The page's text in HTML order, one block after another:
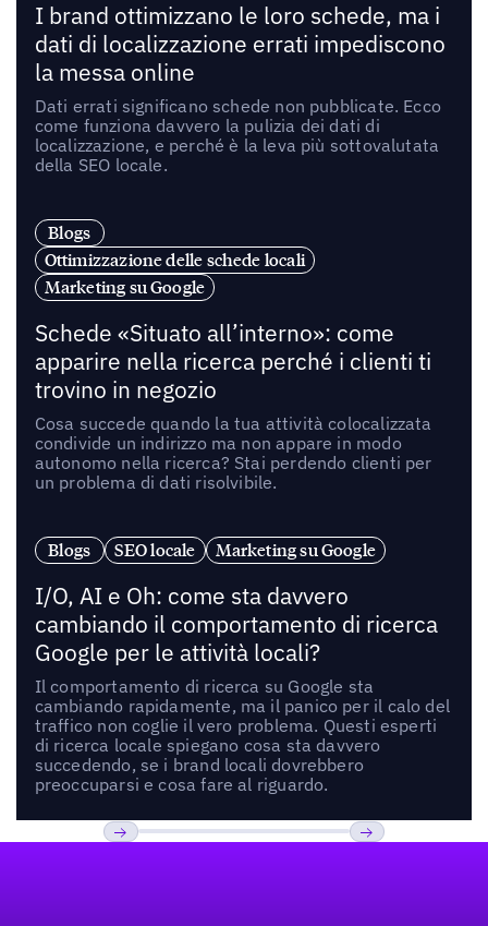
I brand ottimizzano le loro schede, ma i
dati di localizzazione errati impediscono
la messa online
Dati errati significano schede non pubblicate. Ecco
come funziona davvero la pulizia dei dati di
localizzazione, e perché è la leva più sottovalutata
della SEO locale.
Blogs
Ottimizzazione delle schede locali
Marketing su Google
Schede «Situato all’interno»: come
apparire nella ricerca perché i clienti ti
trovino in negozio
Cosa succede quando la tua attività colocalizzata
condivide un indirizzo ma non appare in modo
autonomo nella ricerca? Stai perdendo clienti per
un problema di dati risolvibile.
Blogs SEO locale Marketing su Google
I/O, AI e Oh: come sta davvero
cambiando il comportamento di ricerca
Google per le attività locali?
Il comportamento di ricerca su Google sta
cambiando rapidamente, ma il panico per il calo del
traffico non coglie il vero problema. Questi esperti
di ricerca locale spiegano cosa sta davvero
succedendo, se i brand locali dovrebbero
preoccuparsi e cosa fare al riguardo.